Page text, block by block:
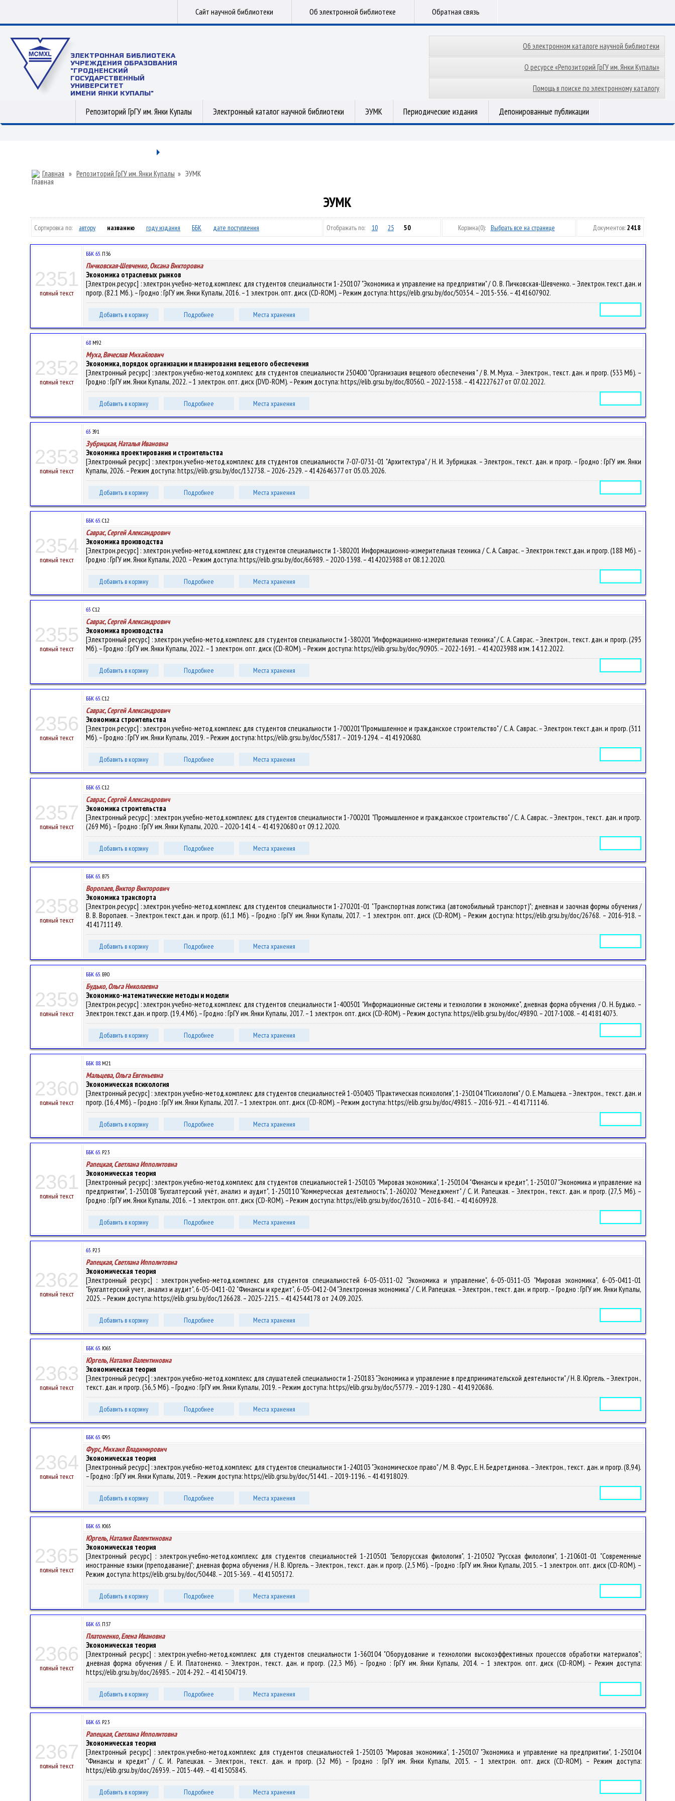
Сайт научной библиотеки Об электронной библиотеке Обратная связь
ЭЛЕКТРОННАЯ БИБЛИОТЕКА
УЧРЕЖДЕНИЯ ОБРАЗОВАНИЯ
"ГРОДНЕНСКИЙ
ГОСУДАРСТВЕННЫЙ
УНИВЕРСИТЕТ
ИМЕНИ ЯНКИ КУПАЛЫ"
Об электронном каталоге научной библиотеки
О ресурсе «Репозиторий ГрГУ им. Янки Купалы»
Помощь в поиске по электронному каталогу
Репозиторий ГрГУ им. Янки Купалы Электронный каталог научной библиотеки ЭУМК Периодические издания Депонированные публикации
Главная » Репозиторий ГрГУ им. Янки Купалы » ЭУМК
ЭУМК
Сортировка по: автору названию году издания ББК дате поступления Отображать по: 10 25 50 Корзина(0): Выбрать все на странице Документов: 2418
2351
полный текст
ББК 65.П36
Пичковская-Шевченко, Оксана Викторовна
Экономика отраслевых рынков
[Электрон.ресурс] : электрон.учебно-метод.комплекс для студентов специальности 1-250107 "Экономика и управление на предприятии" / О. В. Пичковская-Шевченко. – Электрон.текст.дан. и
прогр. (82.1 Мб.). – Гродно : ГрГУ им. Янки Купалы, 2016. – 1 электрон. опт. диск (CD-ROM). – Режим доступа: https://elib.grsu.by/doc/50354. – 2015-556. – 4141607902.
Добавить в корзину Подробнее Места хранения
2352
полный текст
68 М92
Муха, Вячеслав Михайлович
Экономика, порядок организации и планирования вещевого обеспечения
[Электронный ресурс] : электрон.учебно-метод.комплекс для студентов специальности 250400 "Организация вещевого обеспечения " / В. М. Муха. – Электрон., текст. дан. и прогр. (533 Мб). –
Гродно : ГрГУ им. Янки Купалы, 2022. – 1 электрон. опт. диск (DVD-ROM). – Режим доступа: https://elib.grsu.by/doc/80560. – 2022-1538. – 4142227627 от 07.02.2022.
Добавить в корзину Подробнее Места хранения
2353
полный текст
65 З91
Зубрицкая, Наталья Ивановна
Экономика проектирования и строительства
[Электронный ресурс] : электрон.учебно-метод.комплекс для студентов специальности 7-07-0731-01 "Архитектура" / Н. И. Зубрицкая. – Электрон., текст. дан. и прогр. – Гродно : ГрГУ им. Янки
Купалы, 2026. – Режим доступа: https://elib.grsu.by/doc/132738. – 2026-2329. – 4142646377 от 05.03.2026.
Добавить в корзину Подробнее Места хранения
2354
полный текст
ББК 65.С12
Саврас, Сергей Александрович
Экономика производства
[Электрон.ресурс] : электрон.учебно-метод.комплекс для студентов специальности 1-380201 Информационно-измерительная техника / С. А. Саврас. – Электрон.текст.дан. и прогр. (188 Мб). –
Гродно : ГрГУ им. Янки Купалы, 2020. – Режим доступа: https://elib.grsu.by/doc/66989. – 2020-1398. – 4142023988 от 08.12.2020.
Добавить в корзину Подробнее Места хранения
2355
полный текст
65 С12
Саврас, Сергей Александрович
Экономика производства
[Электронный ресурс] : электрон.учебно-метод.комплекс для студентов специальности 1-380201 "Информационно-измерительная техника" / С. А. Саврас. – Электрон., текст. дан. и прогр. (295
Мб). – Гродно : ГрГУ им. Янки Купалы, 2022. – 1 электрон. опт. диск (CD-ROM). – Режим доступа: https://elib.grsu.by/doc/90905. – 2022-1691. – 4142023988 изм. 14.12.2022.
Добавить в корзину Подробнее Места хранения
2356
полный текст
ББК 65.С12
Саврас, Сергей Александрович
Экономика строительства
[Электрон.ресурс] : электрон.учебно-метод.комплекс для студентов специальности 1-700201"Промышленное и гражданское строительство" / С. А. Саврас. – Электрон.текст.дан. и прогр. (311
Мб). – Гродно : ГрГУ им. Янки Купалы, 2019. – Режим доступа: https://elib.grsu.by/doc/55817. – 2019-1294. – 4141920680.
Добавить в корзину Подробнее Места хранения
2357
полный текст
ББК 65.С12
Саврас, Сергей Александрович
Экономика строительства
[Электронный ресурс] : электрон.учебно-метод.комплекс для студентов специальности 1-700201 "Промышленное и гражданское строительство" / С. А. Саврас. – Электрон., текст. дан. и прогр.
(269 Мб). – Гродно : ГрГУ им. Янки Купалы, 2020. – 2020-1414. – 4141920680 от 09.12.2020.
Добавить в корзину Подробнее Места хранения
2358
полный текст
ББК 65.В75
Воропаев, Виктор Викторович
Экономика транспорта
[Электрон.ресурс] : электрон.учебно-метод.комплекс для студентов специальности 1-270201-01 "Транспортная логистика (автомобильный транспорт)"; дневная и заочная формы обучения /
В. В. Воропаев. – Электрон.текст.дан. и прогр. (61,1 Мб). – Гродно : ГрГУ им. Янки Купалы, 2017. – 1 электрон. опт. диск (CD-ROM). – Режим доступа: https://elib.grsu.by/doc/26768. – 2016-918. –
4141711149.
Добавить в корзину Подробнее Места хранения
2359
полный текст
ББК 65.Б90
Будько, Ольга Николаевна
Экономико-математические методы и модели
[Электрон.ресурс] : электрон.учебно-метод.комплекс для студентов специальности 1-400501 "Информационные системы и технологии в экономике", дневная форма обучения / О. Н. Будько. –
Электрон.текст.дан. и прогр. (19,4 Мб). – Гродно : ГрГУ им. Янки Купалы, 2017. – 1 электрон. опт. диск (CD-ROM). – Режим доступа: https://elib.grsu.by/doc/49890. – 2017-1008. – 4141814073.
Добавить в корзину Подробнее Места хранения
2360
полный текст
ББК 88.М21
Мальцева, Ольга Евгеньевна
Экономическая психология
[Электронный ресурс] : электрон.учебно-метод.комплекс для студентов специальностей 1-030403 "Практическая психология", 1-230104 "Психология" / О. Е. Мальцева. – Электрон., текст. дан. и
прогр. (16,4 Мб). – Гродно : ГрГУ им. Янки Купалы, 2017. – 1 электрон. опт. диск (CD-ROM). – Режим доступа: https://elib.grsu.by/doc/49815. – 2016-921. – 4141711146.
Добавить в корзину Подробнее Места хранения
2361
полный текст
ББК 65.Р23
Рапецкая, Светлана Ипполитовна
Экономическая теория
[Электронный ресурс] : электрон.учебно-метод.комплекс для студентов специальностей 1-250103 "Мировая экономика", 1-250104 "Финансы и кредит", 1-250107 "Экономика и управление на
предприятии", 1-250108 "Бухгалтерский учёт, анализ и аудит", 1-250110 "Коммерческая деятельность", 1-260202 "Менеджмент" / С. И. Рапецкая. – Электрон., текст. дан. и прогр. (27,5 Мб). –
Гродно : ГрГУ им. Янки Купалы, 2016. – 1 электрон. опт. диск (CD-ROM). – Режим доступа: https://elib.grsu.by/doc/26310. – 2016-841. – 4141609928.
Добавить в корзину Подробнее Места хранения
2362
полный текст
65.Р23
Рапецкая, Светлана Ипполитовна
Экономическая теория
[Электронный ресурс] : электрон.учебно-метод.комплекс для студентов специальностей 6-05-0311-02 "Экономика и управление", 6-05-0311-03 "Мировая экономика", 6-05-0411-01
"Бухгалтерский учет, анализ и аудит", 6-05-0411-02 "Финансы и кредит", 6-05-0412-04 "Электронная экономика" / С. И. Рапецкая. – Электрон., текст. дан. и прогр. – Гродно : ГрГУ им. Янки Купалы,
2025. – Режим доступа: https://elib.grsu.by/doc/126628. – 2025-2215. – 4142544178 от 24.09.2025.
Добавить в корзину Подробнее Места хранения
2363
полный текст
ББК 65.Ю65
Юргель, Наталия Валентиновна
Экономическая теория
[Электронный ресурс] : электрон.учебно-метод.комплекс для слушателей специальности 1-250183 "Экономика и управление в предпринимательской деятельности" / Н. В. Юргель. – Электрон.,
текст. дан. и прогр. (36,5 Мб). – Гродно : ГрГУ им. Янки Купалы, 2019. – Режим доступа: https://elib.grsu.by/doc/55779. – 2019-1280. – 4141920686.
Добавить в корзину Подробнее Места хранения
2364
полный текст
ББК 65.Ф95
Фурс, Михаил Владимирович
Экономическая теория
[Электронный ресурс] : электрон.учебно-метод.комплекс для студентов специальности 1-240103 "Экономическое право" / М. В. Фурс, Е. Н. Бедретдинова. – Электрон., текст. дан. и прогр. (8,94).
– Гродно : ГрГУ им. Янки Купалы, 2019. – Режим доступа: https://elib.grsu.by/doc/51441. – 2019-1196. – 4141918029.
Добавить в корзину Подробнее Места хранения
2365
полный текст
ББК 65.Ю65
Юргель, Наталия Валентиновна
Экономическая теория
[Электронный ресурс] : электрон.учебно-метод.комплекс для студентов специальностей 1-210501 "Белорусская филология", 1-210502 "Русская филология", 1-210601-01 "Современные
иностранные языки (преподавание)"; дневная форма обучения / Н. В. Юргель. – Электрон., текст. дан. и прогр. (2,5 Мб). – Гродно : ГрГУ им. Янки Купалы, 2015. – 1 электрон. опт. диск (CD-ROM). –
Режим доступа: https://elib.grsu.by/doc/50448. – 2015-369. – 4141505172.
Добавить в корзину Подробнее Места хранения
2366
полный текст
ББК 65.П37
Платоненко, Елена Ивановна
Экономическая теория
[Электронный ресурс] : электрон.учебно-метод.комплекс для студентов специальности 1-360104 "Оборудование и технологии высокоэффективных процессов обработки материалов";
дневная форма обучения / Е. И. Платоненко. – Электрон., текст. дан. и прогр. (22,3 Мб). – Гродно : ГрГУ им. Янки Купалы, 2014. – 1 электрон. опт. диск (CD-ROM). – Режим доступа:
https://elib.grsu.by/doc/26985. – 2014-292. – 4141504719.
Добавить в корзину Подробнее Места хранения
2367
полный текст
ББК 65.Р23
Рапецкая, Светлана Ипполитовна
Экономическая теория
[Электронный ресурс] : электрон.учебно-метод.комплекс для студентов специальностей 1-250103 "Мировая экономика", 1-250107 "Экономика и управление на предприятии", 1-250104
"Финансы и кредит" / С. И. Рапецкая. – Электрон., текст. дан. и прогр. (32 Мб). – Гродно : ГрГУ им. Янки Купалы, 2015. – 1 электрон. опт. диск (CD-ROM). – Режим доступа:
https://elib.grsu.by/doc/26939. – 2015-449. – 4141505845.
Добавить в корзину Подробнее Места хранения